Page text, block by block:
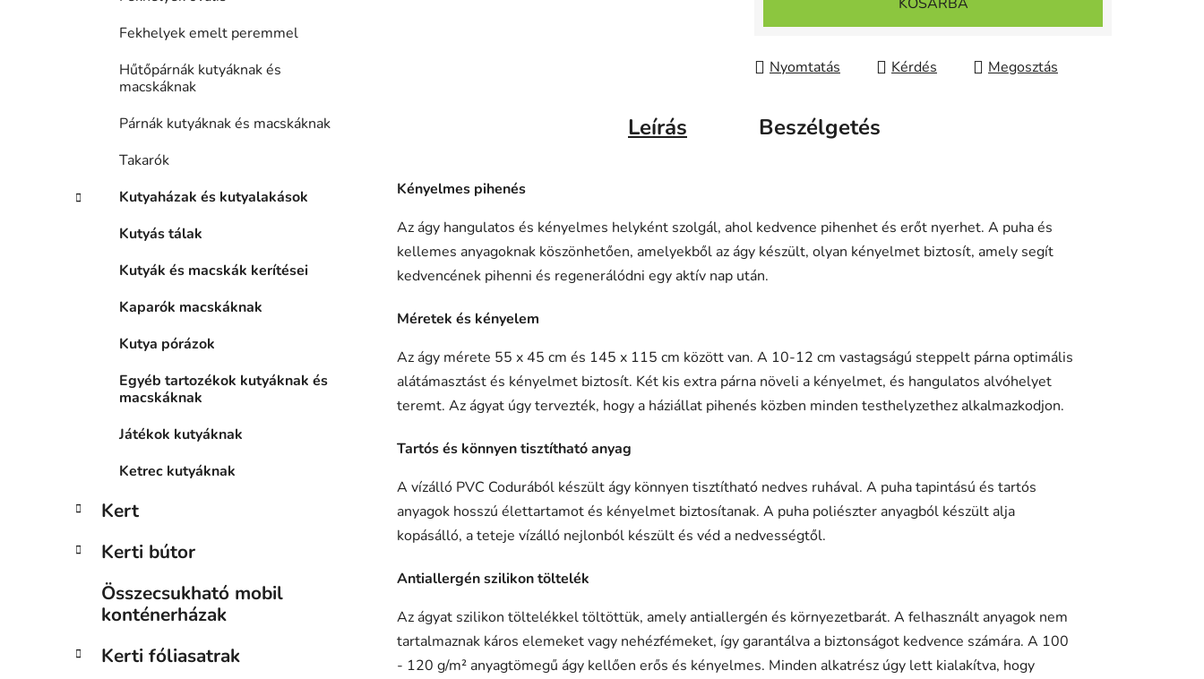
Fekhelyek emelt peremmel
Hűtőpárnák kutyáknak és
macskáknak
Párnák kutyáknak és macskáknak
Takarók
Kutyaházak és kutyalakások
Kutyás tálak
Kutyák és macskák kerítései
Kaparók macskáknak
Kutya pórázok
Egyéb tartozékok kutyáknak és
macskáknak
Játékok kutyáknak
Ketrec kutyáknak
Kert
Kerti bútor
Összecsukható mobil
konténerházak
Kerti fóliasatrak
Nyomtatás Kérdés Megosztás
Leírás Beszélgetés
Kényelmes pihenés
Az ágy hangulatos és kényelmes helyként szolgál, ahol kedvence pihenhet és erőt nyerhet. A puha és
kellemes anyagoknak köszönhetően, amelyekből az ágy készült, olyan kényelmet biztosít, amely segít
kedvencének pihenni és regenerálódni egy aktív nap után.
Méretek és kényelem
Az ágy mérete 55 x 45 cm és 145 x 115 cm között van. A 10-12 cm vastagságú steppelt párna optimális
alátámasztást és kényelmet biztosít. Két kis extra párna növeli a kényelmet, és hangulatos alvóhelyet
teremt. Az ágyat úgy tervezték, hogy a háziállat pihenés közben minden testhelyzethez alkalmazkodjon.
Tartós és könnyen tisztítható anyag
A vízálló PVC Codurából készült ágy könnyen tisztítható nedves ruhával. A puha tapintású és tartós
anyagok hosszú élettartamot és kényelmet biztosítanak. A puha poliészter anyagból készült alja
kopásálló, a teteje vízálló nejlonból készült és véd a nedvességtől.
Antiallergén szilikon töltelék
Az ágyat szilikon töltelékkel töltöttük, amely antiallergén és környezetbarát. A felhasznált anyagok nem
tartalmaznak káros elemeket vagy nehézfémeket, így garantálva a biztonságot kedvence számára. A 100
- 120 g/m² anyagtömegű ágy kellően erős és kényelmes. Minden alkatrész úgy lett kialakítva, hogy